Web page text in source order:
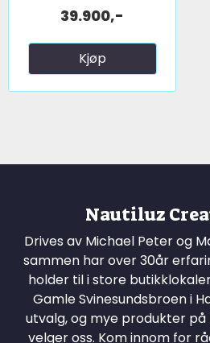
39.900,-
Kjøp
Nautiluz
Drives av Michael Peter og
sammen har over 30år
holder til i store
Gamle Svinesundsbroen i
utvalg, og mye produkter
velger oss. Kom innom for